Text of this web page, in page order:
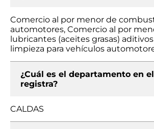
Comercio al por menor de
automotores, Comercio al por
lubricantes (aceites grasas)
limpieza para vehículos
¿Cuál es el departamento en
registra?
CALDAS